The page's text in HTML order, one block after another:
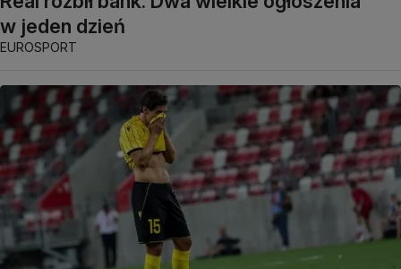
w jeden dzień
EUROSPORT